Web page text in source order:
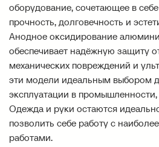
оборудование, сочетающее в
прочность, долговечность и
Анодное оксидирование
обеспечивает надёжную защиту
механических повреждений и
эти модели идеальным выбором
эксплуатации в промышленности,
Одежда и руки остаются
позволить себе работу с
работами.